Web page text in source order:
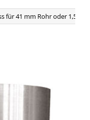
für 41 mm Rohr oder 1,5″